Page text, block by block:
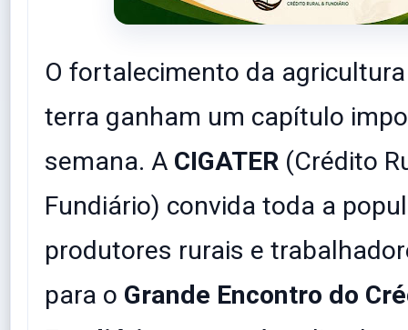
O fortalecimento da
terra ganham um capítulo
semana. A CIGATER (Crédito
Fundiário) convida toda a
produtores rurais e
para o Grande Encontro do